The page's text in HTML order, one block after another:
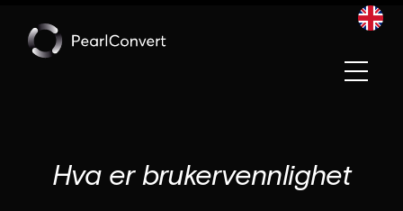
Hva er brukervennlighet